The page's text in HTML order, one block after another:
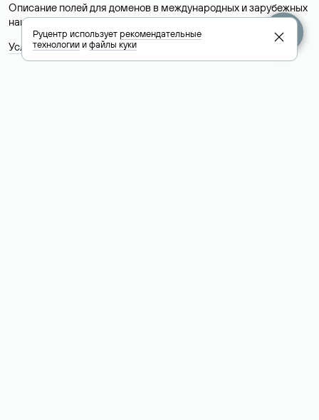
Описание полей для доменов в международных и зарубежных
национальных доменах представлены в разделе «Помощь».
Условия использования Whois-сервиса
Руцентр используетрекомендательные
технологииифайлы куки